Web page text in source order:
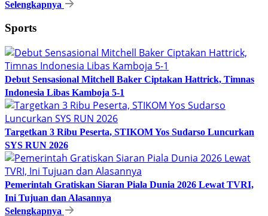
Selengkapnya
Sports
Debut Sensasional Mitchell Baker Ciptakan Hattrick, Timnas
Indonesia Libas Kamboja 5-1
Targetkan 3 Ribu Peserta, STIKOM Yos Sudarso Luncurkan
SYS RUN 2026
Pemerintah Gratiskan Siaran Piala Dunia 2026 Lewat TVRI,
Ini Tujuan dan Alasannya
Selengkapnya